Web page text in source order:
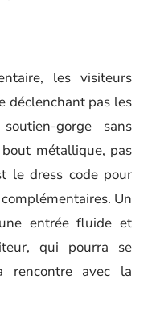
les visiteurs
déclenchant pas les
gorge sans
métallique, pas
le dress code pour
Un
entrée fluide et
qui pourra se
rencontre avec la